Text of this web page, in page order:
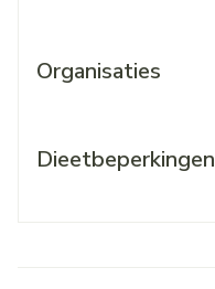
Organisaties
Dieetbeperkingen